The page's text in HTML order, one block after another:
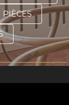
PIÈCES